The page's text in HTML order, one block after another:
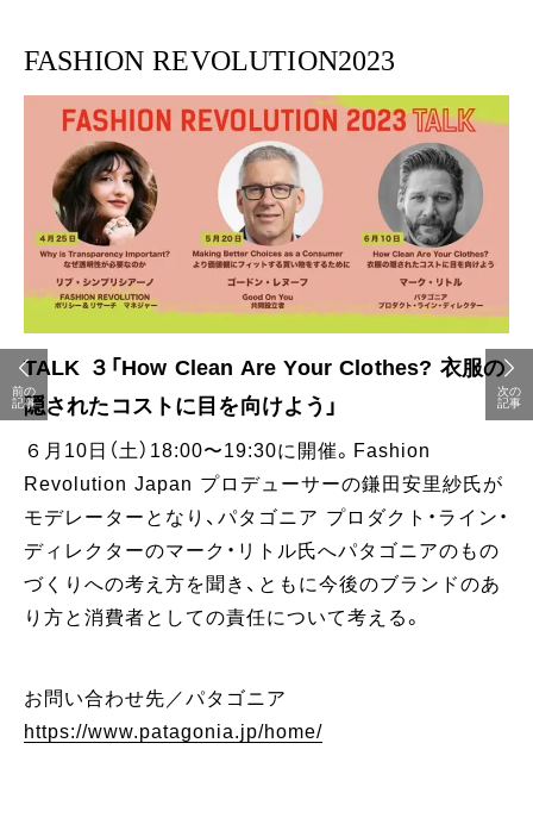
FASHION REVOLUTION2023
TALK ３「How Clean Are Your Clothes? 衣服の
隠されたコストに目を向けよう」
６月10日（土）18:00〜19:30に開催。Fashion
Revolution Japan プロデューサーの鎌田安里紗氏が
モデレーターとなり、パタゴニア プロダクト・ライン・
ディレクターのマーク・リトル氏へパタゴニアのもの
づくりへの考え方を聞き、ともに今後のブランドのあ
り方と消費者としての責任について考える。
お問い合わせ先／パタゴニア
https://www.patagonia.jp/home/
前の
記事
次の
記事